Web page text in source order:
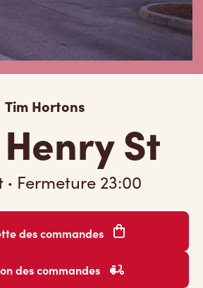
Tim Hortons
St
· Fermeture 23:00
des commandes
des commandes